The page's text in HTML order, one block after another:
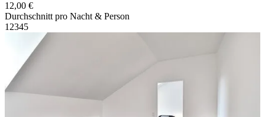
12,00 €
Durchschnitt pro Nacht & Person
1 2345